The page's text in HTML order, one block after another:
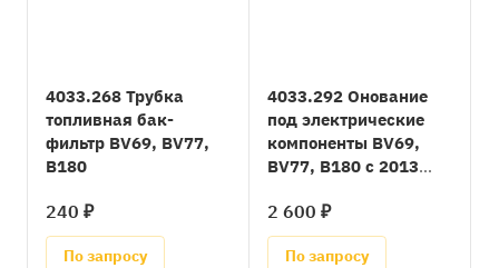
4033.268 Трубка
топливная бак-
фильтр BV69, BV77,
B180
240 ₽
По запросу
4033.292 Онование
под электрические
компоненты BV69,
BV77, B180 с 2013
2 600 ₽
По запросу